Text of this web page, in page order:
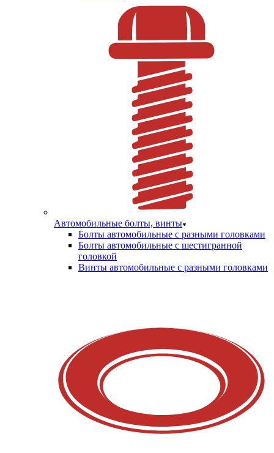
Автомобильные болты, винты
Болты автомобильные с разными головками
Болты автомобильные с шестигранной
головкой
Винты автомобильные с разными головками